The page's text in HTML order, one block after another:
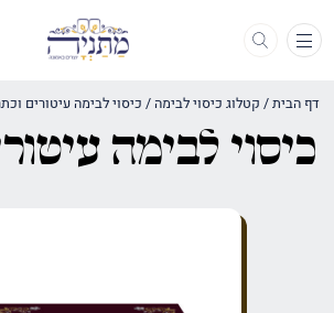
תפריט
דף הבית/ קטלוג כיסוי לבימה / כיסוי לבימה עיטורים
כיסוי לבימה